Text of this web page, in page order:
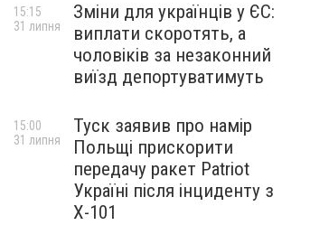
Зміни для українців у ЄС:
виплати скоротять, а
чоловіків за незаконний
виїзд депортуватимуть
15:15
31 липня
Туск заявив про намір
Польщі прискорити
передачу ракет Patriot
Україні після інциденту з
Х-101
15:00
31 липня